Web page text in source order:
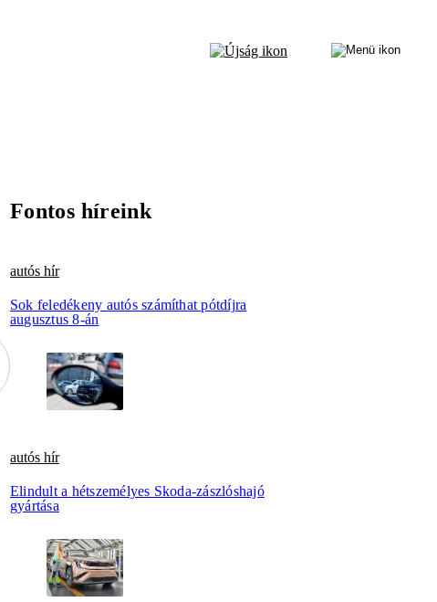
Fontos híreink
autós hír
Sok feledékeny autós számíthat pótdíjra
augusztus 8-án
autós hír
Elindult a hétszemélyes Skoda-zászlóshajó
gyártása